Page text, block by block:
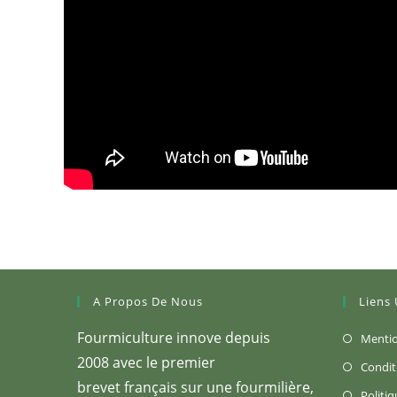
A Propos De Nous
Fourmiculture innove depuis
2008 avec le premier
brevet français sur une fourmilière,
Liens